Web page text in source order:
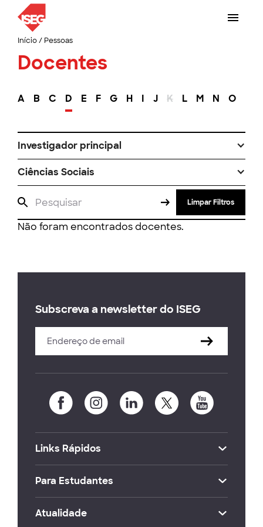
Início/ Pessoas
Docentes
A B C D E F G H I J K L M N O
Investigador principal
Ciências Sociais
Limpar Filtros
Não foram encontrados docentes.
Subscreva a newsletter do ISEG
Links Rápidos
Para Estudantes
Atualidade